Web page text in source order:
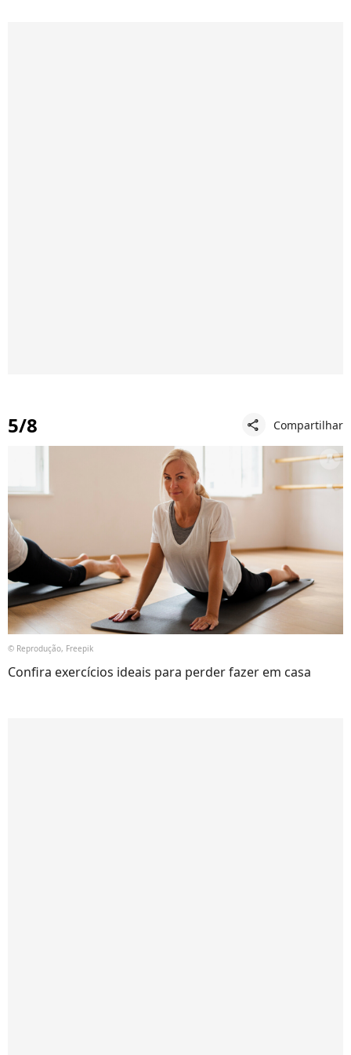
5/8 share Compartilhar
© Reprodução, Freepik
Confira exercícios ideais para perder fazer em casa